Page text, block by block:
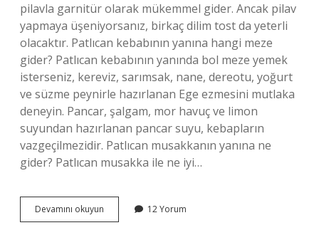
pilavla garnitür olarak mükemmel gider. Ancak pilav
yapmaya üşeniyorsanız, birkaç dilim tost da yeterli
olacaktır. Patlıcan kebabının yanına hangi meze
gider? Patlıcan kebabının yanında bol meze yemek
isterseniz, kereviz, sarımsak, nane, dereotu, yoğurt
ve süzme peynirle hazırlanan Ege ezmesini mutlaka
deneyin. Pancar, şalgam, mor havuç ve limon
suyundan hazırlanan pancar suyu, kebapların
vazgeçilmezidir. Patlıcan musakkanın yanına ne
gider? Patlıcan musakka ile ne iyi…
Devamını okuyun
Güveç
12 Yorum